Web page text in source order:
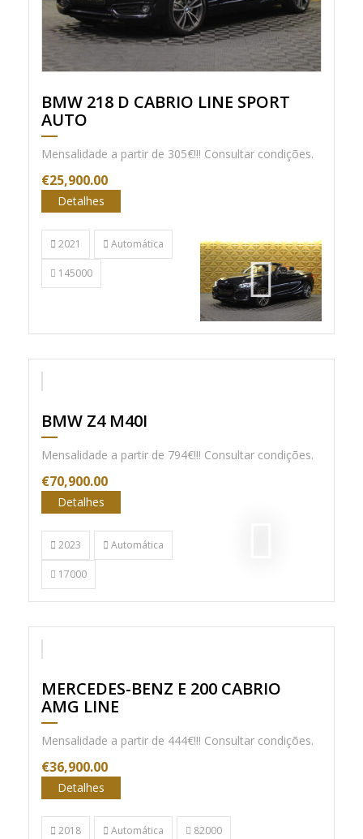
BMW 218 D CABRIO LINE SPORT
AUTO
Mensalidade a partir de 305€!!! Consultar condições.
€25,900.00
Detalhes
2021 Automática
145000
BMW Z4 M40I
Mensalidade a partir de 794€!!! Consultar condições.
€70,900.00
Detalhes
2023 Automática
17000
MERCEDES-BENZ E 200 CABRIO
AMG LINE
Mensalidade a partir de 444€!!! Consultar condições.
€36,900.00
Detalhes
2018 Automática 82000